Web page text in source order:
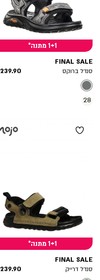
1+1 מתנה*
FINAL SALE
סנדל ברוקס
מחיר
239.90 ₪
28
1+1 מתנה*
FINAL SALE
סנדל דרייק
מחיר
239.90 ₪